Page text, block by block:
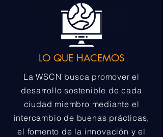
LO QUE HACEMOS
La WSCN busca promover el
desarrollo sostenible de cada
ciudad miembro mediante el
intercambio de buenas prácticas,
el fomento de la innovación y el